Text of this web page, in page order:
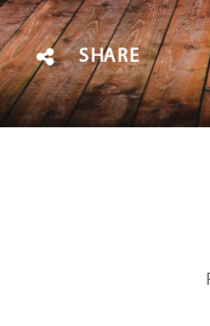
SHARE